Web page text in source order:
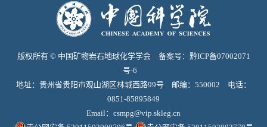
版权所有 © 中国矿物岩石地球化学学会 备案号： 黔ICP备07002071
号-6
地址：贵州省贵阳市观山湖区林城西路99号 邮编：550002 电话：
0851-85895849
Email： csmpg@vip.skleg.cn